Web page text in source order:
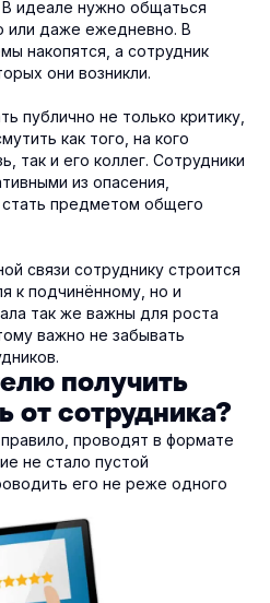
В идеале нужно общаться
или даже ежедневно. В
накопятся, а сотрудник
они возникли.
публично не только критику,
как того, на кого
так и его коллег. Сотрудники
из опасения,
предметом общего
связи сотруднику строится
к подчинённому, но и
так же важны для роста
важно не забывать
получить
от сотрудника?
проводят в формате
не стало пустой
его не реже одного